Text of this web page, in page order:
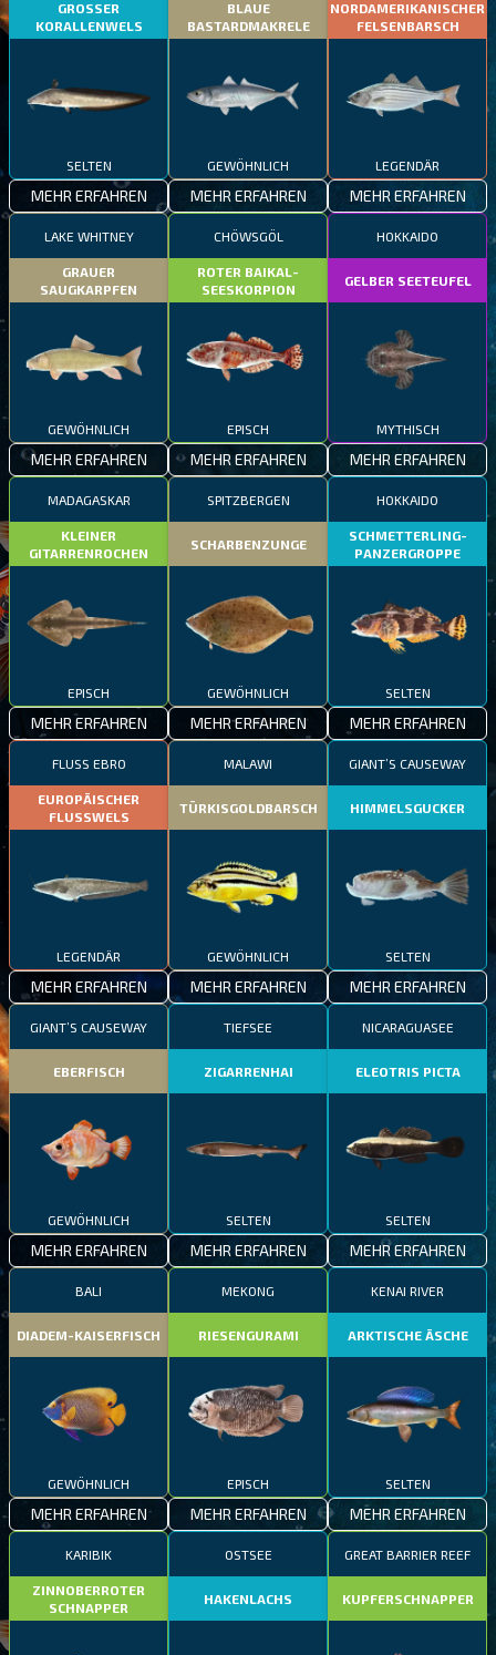
GROSSER
KORALLENWELS
SELTEN
MEHR ERFAHREN
BLAUE
BASTARDMAKRELE
GEWÖHNLICH
MEHR ERFAHREN
NORDAMERIKANISCHER
FELSENBARSCH
LEGENDÄR
MEHR ERFAHREN
LAKE WHITNEY
GRAUER
SAUGKARPFEN
GEWÖHNLICH
MEHR ERFAHREN
CHÖWSGÖL
ROTER BAIKAL-
SEESKORPION
EPISCH
MEHR ERFAHREN
HOKKAIDO
GELBER SEETEUFEL
MYTHISCH
MEHR ERFAHREN
MADAGASKAR
KLEINER
GITARRENROCHEN
EPISCH
MEHR ERFAHREN
SPITZBERGEN
SCHARBENZUNGE
GEWÖHNLICH
MEHR ERFAHREN
HOKKAIDO
SCHMETTERLING-
PANZERGROPPE
SELTEN
MEHR ERFAHREN
FLUSS EBRO
EUROPÄISCHER
FLUSSWELS
LEGENDÄR
MEHR ERFAHREN
MALAWI
TÜRKISGOLDBARSCH
GEWÖHNLICH
MEHR ERFAHREN
GIANT’S CAUSEWAY
HIMMELSGUCKER
SELTEN
MEHR ERFAHREN
GIANT’S CAUSEWAY
EBERFISCH
GEWÖHNLICH
MEHR ERFAHREN
TIEFSEE
ZIGARRENHAI
SELTEN
MEHR ERFAHREN
NICARAGUASEE
ELEOTRIS PICTA
SELTEN
MEHR ERFAHREN
BALI
DIADEM-KAISERFISCH
GEWÖHNLICH
MEHR ERFAHREN
MEKONG
RIESENGURAMI
EPISCH
MEHR ERFAHREN
KENAI RIVER
ARKTISCHE ÄSCHE
SELTEN
MEHR ERFAHREN
KARIBIK
ZINNOBERROTER
SCHNAPPER
OSTSEE
HAKENLACHS
GREAT BARRIER REEF
KUPFERSCHNAPPER